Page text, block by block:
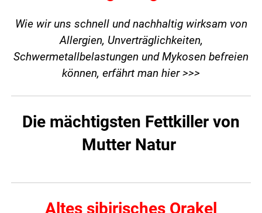
Wie wir uns schnell und nachhaltig wirksam von
Allergien, Unverträglichkeiten,
Schwermetallbelastungen und Mykosen befreien
können, erfährt man hier >>>
Die mächtigsten Fettkiller von
Mutter Natur
Altes sibirisches Orakel